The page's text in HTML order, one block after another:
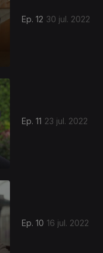
Ep. 12 30 jul. 2022
Ep. 11 23 jul. 2022
Ep. 10 16 jul. 2022